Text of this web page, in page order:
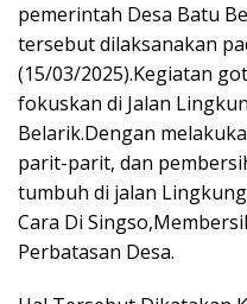
pemerintah Desa Batu
tersebut dilaksanakan
(15/03/2025).Kegiatan
fokuskan di Jalan
Belarik.Dengan
parit-parit, dan
tumbuh di jalan
Cara Di
Perbatasan Desa.